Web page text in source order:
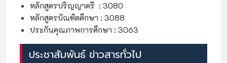
หลักสูตรปริญญาตรี : 3080
หลักสูตรบัณฑิตศึกษา : 3088
ประกันคุณภาพการศึกษา : 3063
ประชาสัมพันธ์ ข่าวสารทั่วไป